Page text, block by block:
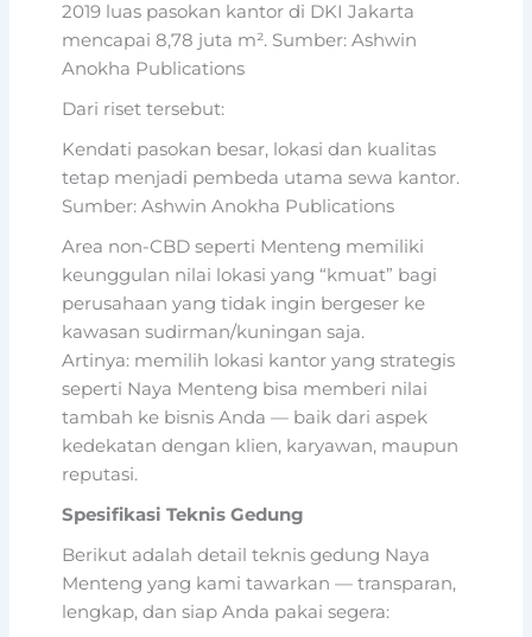
2019 luas pasokan kantor di DKI Jakarta
mencapai 8,78 juta m². Sumber: Ashwin
Anokha Publications
Dari riset tersebut:
Kendati pasokan besar, lokasi dan kualitas
tetap menjadi pembeda utama sewa kantor.
Sumber: Ashwin Anokha Publications
Area non-CBD seperti Menteng memiliki
keunggulan nilai lokasi yang “kmuat” bagi
perusahaan yang tidak ingin bergeser ke
kawasan sudirman/kuningan saja.
Artinya: memilih lokasi kantor yang strategis
seperti Naya Menteng bisa memberi nilai
tambah ke bisnis Anda — baik dari aspek
kedekatan dengan klien, karyawan, maupun
reputasi.
Spesifikasi Teknis Gedung
Berikut adalah detail teknis gedung Naya
Menteng yang kami tawarkan — transparan,
lengkap, dan siap Anda pakai segera: